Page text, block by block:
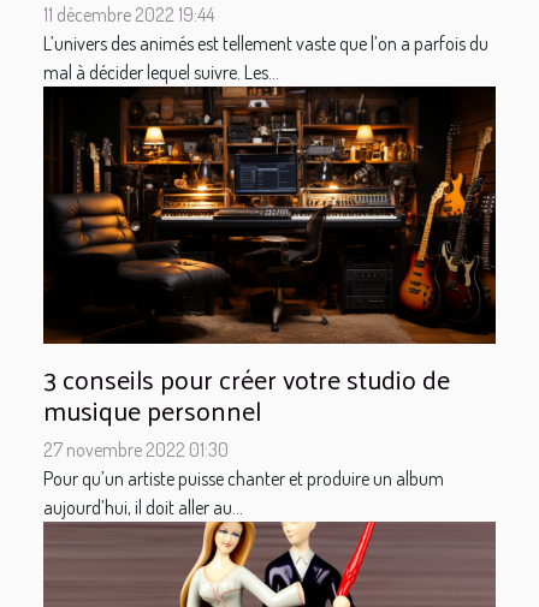
11 décembre 2022 19:44
L’univers des animés est tellement vaste que l’on a parfois du
mal à décider lequel suivre. Les...
3 conseils pour créer votre studio de
musique personnel
27 novembre 2022 01:30
Pour qu’un artiste puisse chanter et produire un album
aujourd’hui, il doit aller au...